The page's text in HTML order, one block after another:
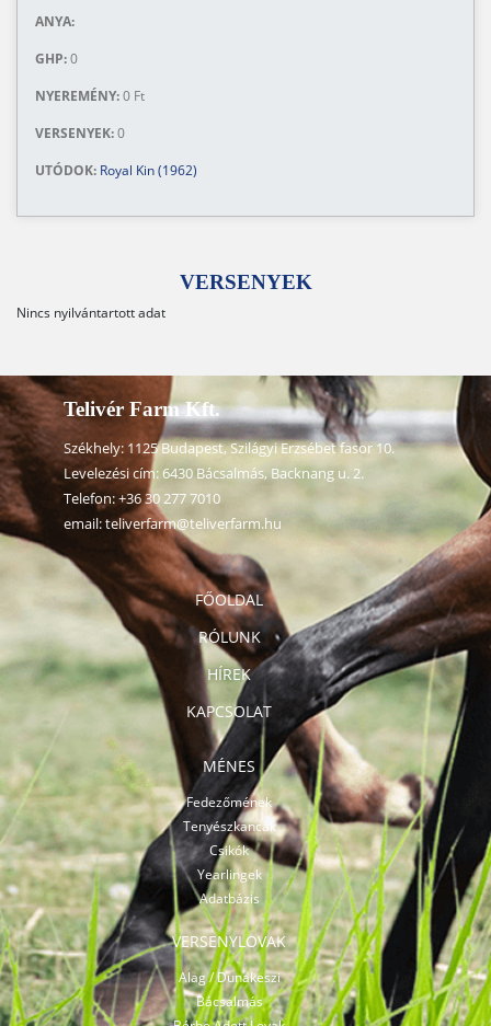
ANYA:
GHP:0
NYEREMÉNY:0 Ft
VERSENYEK:0
UTÓDOK: Royal Kin (1962)
VERSENYEK
Nincs nyilvántartott adat
FŐOLDAL
RÓLUNK
HÍREK
KAPCSOLAT
MÉNES
Fedezőmének
Tenyészkancák
Csikók
Yearlingek
Adatbázis
VERSENYLOVAK
Alag / Dunakeszi
Bácsalmás
Telivér Farm Kft.
Székhely: 1125 Budapest, Szilágyi Erzsébet fasor 10.
Levelezési cím: 6430 Bácsalmás, Backnang u. 2.
Telefon:+36 30 277 7010
email:teliverfarm@teliverfarm.hu